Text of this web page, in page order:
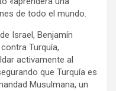
de todo el mundo.
Israel, Benjamín
Turquía,
activamente al
que Turquía es
Musulmana, un